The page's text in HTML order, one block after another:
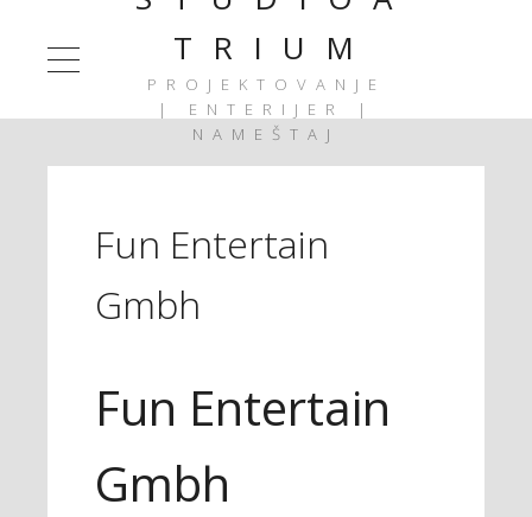
T R I U M
PROJEKTOVANJE
| ENTERIJER |
NAMEŠTAJ
Fun Entertain
Gmbh
Fun Entertain
Gmbh